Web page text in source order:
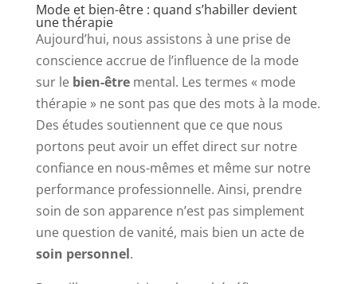
Mode et bien-être : quand s’habiller devient
une thérapie
Aujourd’hui, nous assistons à une prise de
conscience accrue de l’influence de la mode
sur le bien-êtremental. Les termes « mode
thérapie » ne sont pas que des mots à la mode.
Des études soutiennent que ce que nous
portons peut avoir un effet direct sur notre
confiance en nous-mêmes et même sur notre
performance professionnelle. Ainsi, prendre
soin de son apparence n’est pas simplement
une question de vanité, mais bien un acte de
soin personnel.